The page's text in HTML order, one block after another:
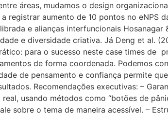
áreas, mudamos o design
aumento de 10 pontos no eNPS
e alianças interfuncionais
e diversidade criativa. Já Deng et al.
para o sucesso neste case times de
de forma coordenada. Podemos
de pensamento e confiança permite
Recomendações executivas: –
usando métodos como “botões de
sobre o tema de maneira acessível. –